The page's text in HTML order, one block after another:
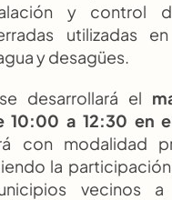
y control
utilizadas
y desagües.
desarrollará el
10:00 a 12:30 en
con modalidad
la
vecinos